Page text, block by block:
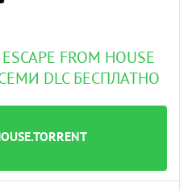
FROM HOUSE
DLC БЕСПЛАТНО